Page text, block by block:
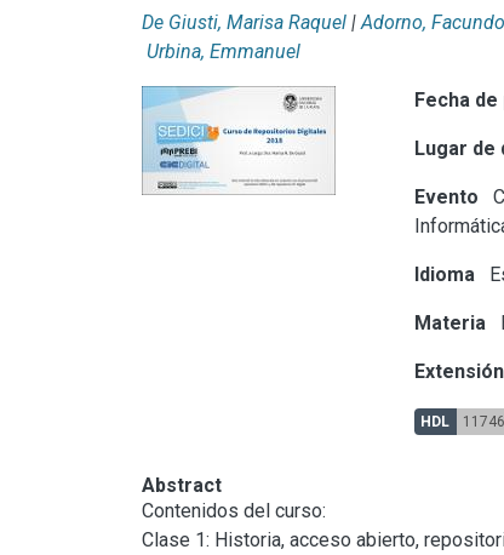
De Giusti, Marisa Raquel | Adorno,
Urbina, Emmanuel
Fecha
Lugar de
Evento
Idioma
Materia
Extensión
HDL
Abstract
Contenidos del curso:
Clase 1: Historia, acceso abierto,